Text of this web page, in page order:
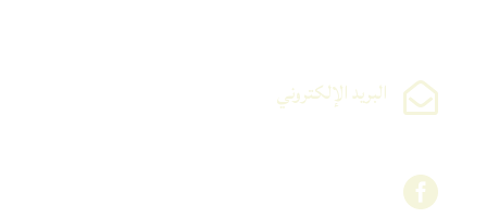
 البريد الإلكتروني
